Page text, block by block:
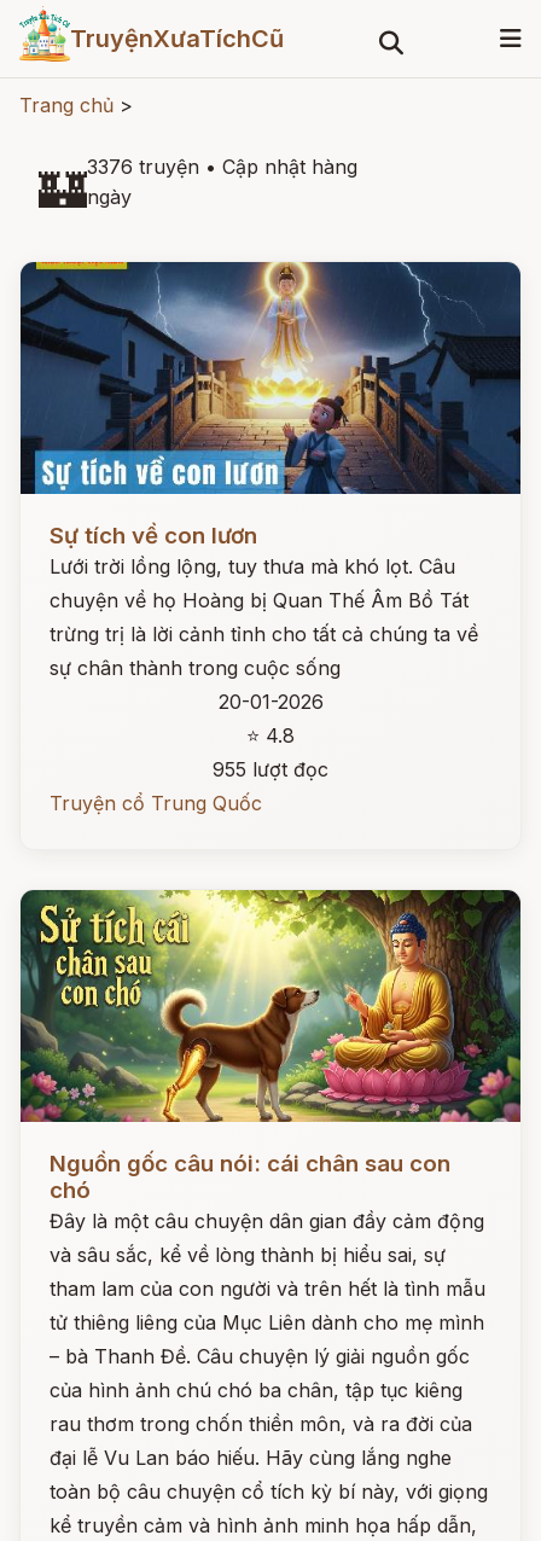
TruyệnXưaTíchCũ
Trang chủ >
🏰3376 truyện • Cập nhật hàng
ngày
Sự tích về con lươn
Lưới trời lồng lộng, tuy thưa mà khó lọt. Câu
chuyện về họ Hoàng bị Quan Thế Âm Bồ Tát
trừng trị là lời cảnh tỉnh cho tất cả chúng ta về
sự chân thành trong cuộc sống
20-01-2026
⭐ 4.8
955 lượt đọc
Truyện cổ Trung Quốc
Đọc ngay
Nguồn gốc câu nói: cái chân sau con
chó
Đây là một câu chuyện dân gian đầy cảm động
và sâu sắc, kể về lòng thành bị hiểu sai, sự
tham lam của con người và trên hết là tình mẫu
tử thiêng liêng của Mục Liên dành cho mẹ mình
– bà Thanh Đề. Câu chuyện lý giải nguồn gốc
của hình ảnh chú chó ba chân, tập tục kiêng
rau thơm trong chốn thiền môn, và ra đời của
đại lễ Vu Lan báo hiếu. Hãy cùng lắng nghe
toàn bộ câu chuyện cổ tích kỳ bí này, với giọng
kể truyền cảm và hình ảnh minh họa hấp dẫn,